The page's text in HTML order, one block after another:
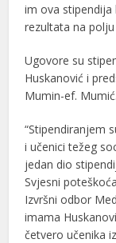
im ova stipendija
rezultata na
Ugovore su
Huskanović i
Mumin-ef. Mumić.
“Stipendiranjem
i učenici težeg
jedan dio
Svjesni
Izvršni odbor
imama
četvero učenika